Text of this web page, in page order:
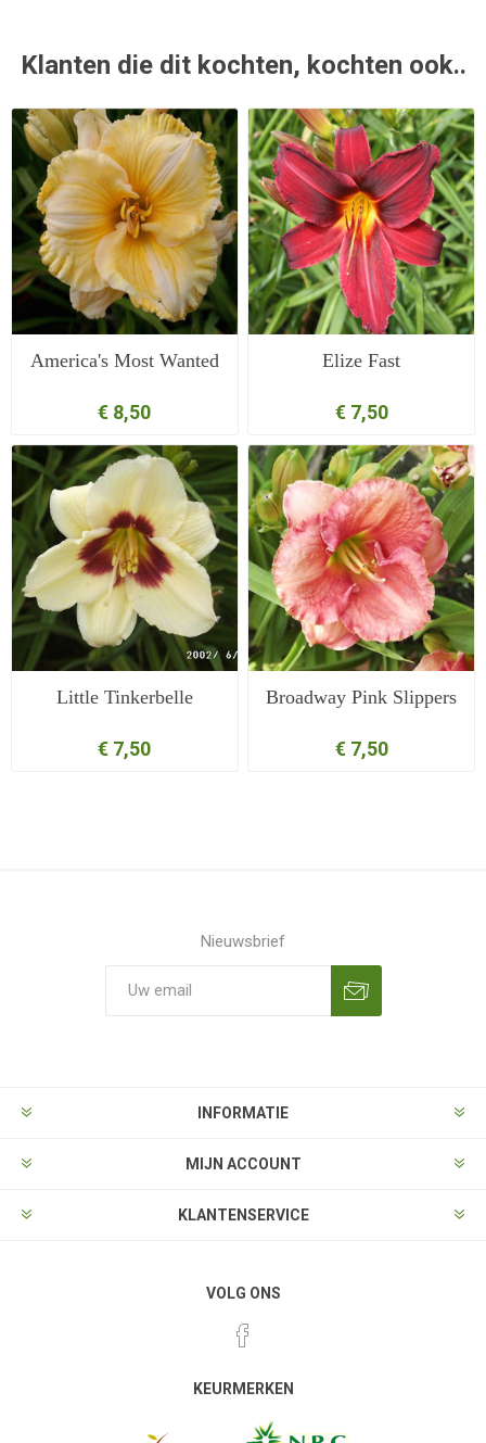
Klanten die dit kochten, kochten ook..
America's Most Wanted
€ 8,50
Elize Fast
€ 7,50
Little Tinkerbelle
€ 7,50
Broadway Pink Slippers
€ 7,50
Nieuwsbrief
INFORMATIE
MIJN ACCOUNT
KLANTENSERVICE
VOLG ONS
KEURMERKEN